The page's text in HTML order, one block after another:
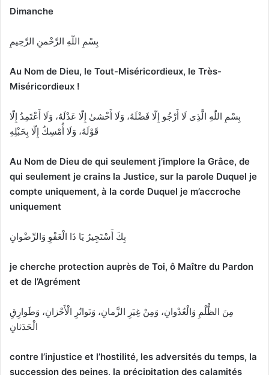
Dimanche
بِسْمِ اللّهِ الرَّحْمنِ الرَّحِيمِ
Au Nom de Dieu, le Tout-Miséricordieux, le Très-
Miséricordieux !
بِسْمِ اللّٰهِ الَّذِى لَا أَرْجُو إِلّا فَضْلَهُ، وَلَا أَخْشىٰ إِلّا عَدْلَهُ، وَلَا أَعْتَمِدُ إِلّا
قَوْلَهُ، وَلَا أُمْسِكُ إِلّا بِحَبْلِهِ
Au Nom de Dieu de qui seulement j’implore la Grâce, de
qui seulement je crains la Justice, sur la parole Duquel je
compte uniquement, à la corde Duquel je m’accroche
uniquement
بِكَ أَسْتَجِيرُ يَا ذَا الْعَفْوِ وَالرِّضْوانِ
je cherche protection auprès de Toi, ô Maître du Pardon
et de l’Agrément
مِنَ الظُّلْمِ وَالْعُدْوانِ، وَمِنْ غِيَرِ الزَّمانِ، وَتَواتُرِ الْأَحْزانِ، وَطَوارِقِ
الْحَدَثانِ
contre l’injustice et l’hostilité, les adversités du temps, la
succession des peines, la précipitation des calamités